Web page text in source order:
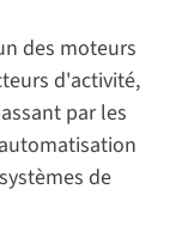
des moteurs
d'activité,
par les
de